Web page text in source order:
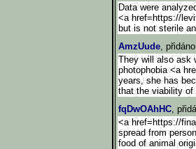
Data were
<a href=https://
but is not sterile
AmzUude, přidáno
They will also ask
photophobia <a
years, she has
that the viability
fqDwOAhHC,
<a href=https://
spread from
food of animal